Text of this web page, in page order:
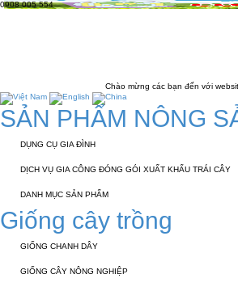
0908 005 554
Chào mừng các bạn đến với website của Công
SẢN PHẨM NÔNG
DỤNG CỤ GIA ĐÌNH
DỊCH VỤ GIA CÔNG ĐÓNG GÓI XUẤT KHẨU TRÁI CÂY
DANH MỤC SẢN PHẨM
Giống cây trồng
GIỐNG CHANH DÂY
GIỐNG CÂY NÔNG NGHIỆP